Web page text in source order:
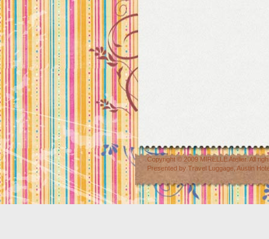
Copyright © 2009 MIRELLE Atelier. All
Presented by Travel Luggage Austin